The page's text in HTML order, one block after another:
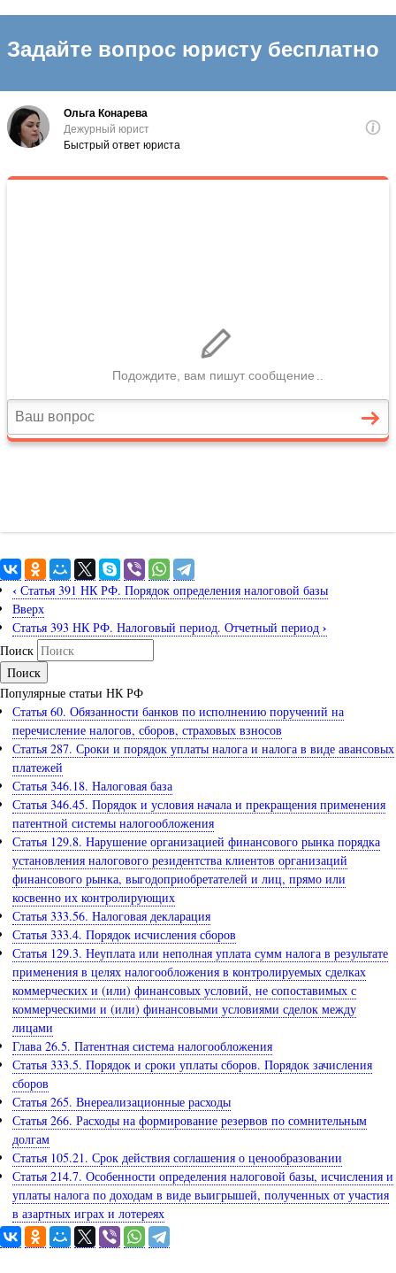
‹ Статья 391 НК РФ. Порядок определения налоговой базы
Вверх
Статья 393 НК РФ. Налоговый период. Отчетный период ›
Поиск
Популярные статьи НК РФ
Статья 60. Обязанности банков по исполнению поручений на
перечисление налогов, сборов, страховых взносов
Статья 287. Сроки и порядок уплаты налога и налога в виде авансовых
платежей
Статья 346.18. Налоговая база
Статья 346.45. Порядок и условия начала и прекращения применения
патентной системы налогообложения
Статья 129.8. Нарушение организацией финансового рынка порядка
установления налогового резидентства клиентов организаций
финансового рынка, выгодоприобретателей и лиц, прямо или
косвенно их контролирующих
Статья 333.56. Налоговая декларация
Статья 333.4. Порядок исчисления сборов
Статья 129.3. Неуплата или неполная уплата сумм налога в результате
применения в целях налогообложения в контролируемых сделках
коммерческих и (или) финансовых условий, не сопоставимых с
коммерческими и (или) финансовыми условиями сделок между
лицами
Глава 26.5. Патентная система налогообложения
Статья 333.5. Порядок и сроки уплаты сборов. Порядок зачисления
сборов
Статья 265. Внереализационные расходы
Статья 266. Расходы на формирование резервов по сомнительным
долгам
Статья 105.21. Срок действия соглашения о ценообразовании
Статья 214.7. Особенности определения налоговой базы, исчисления и
уплаты налога по доходам в виде выигрышей, полученных от участия
в азартных играх и лотереях